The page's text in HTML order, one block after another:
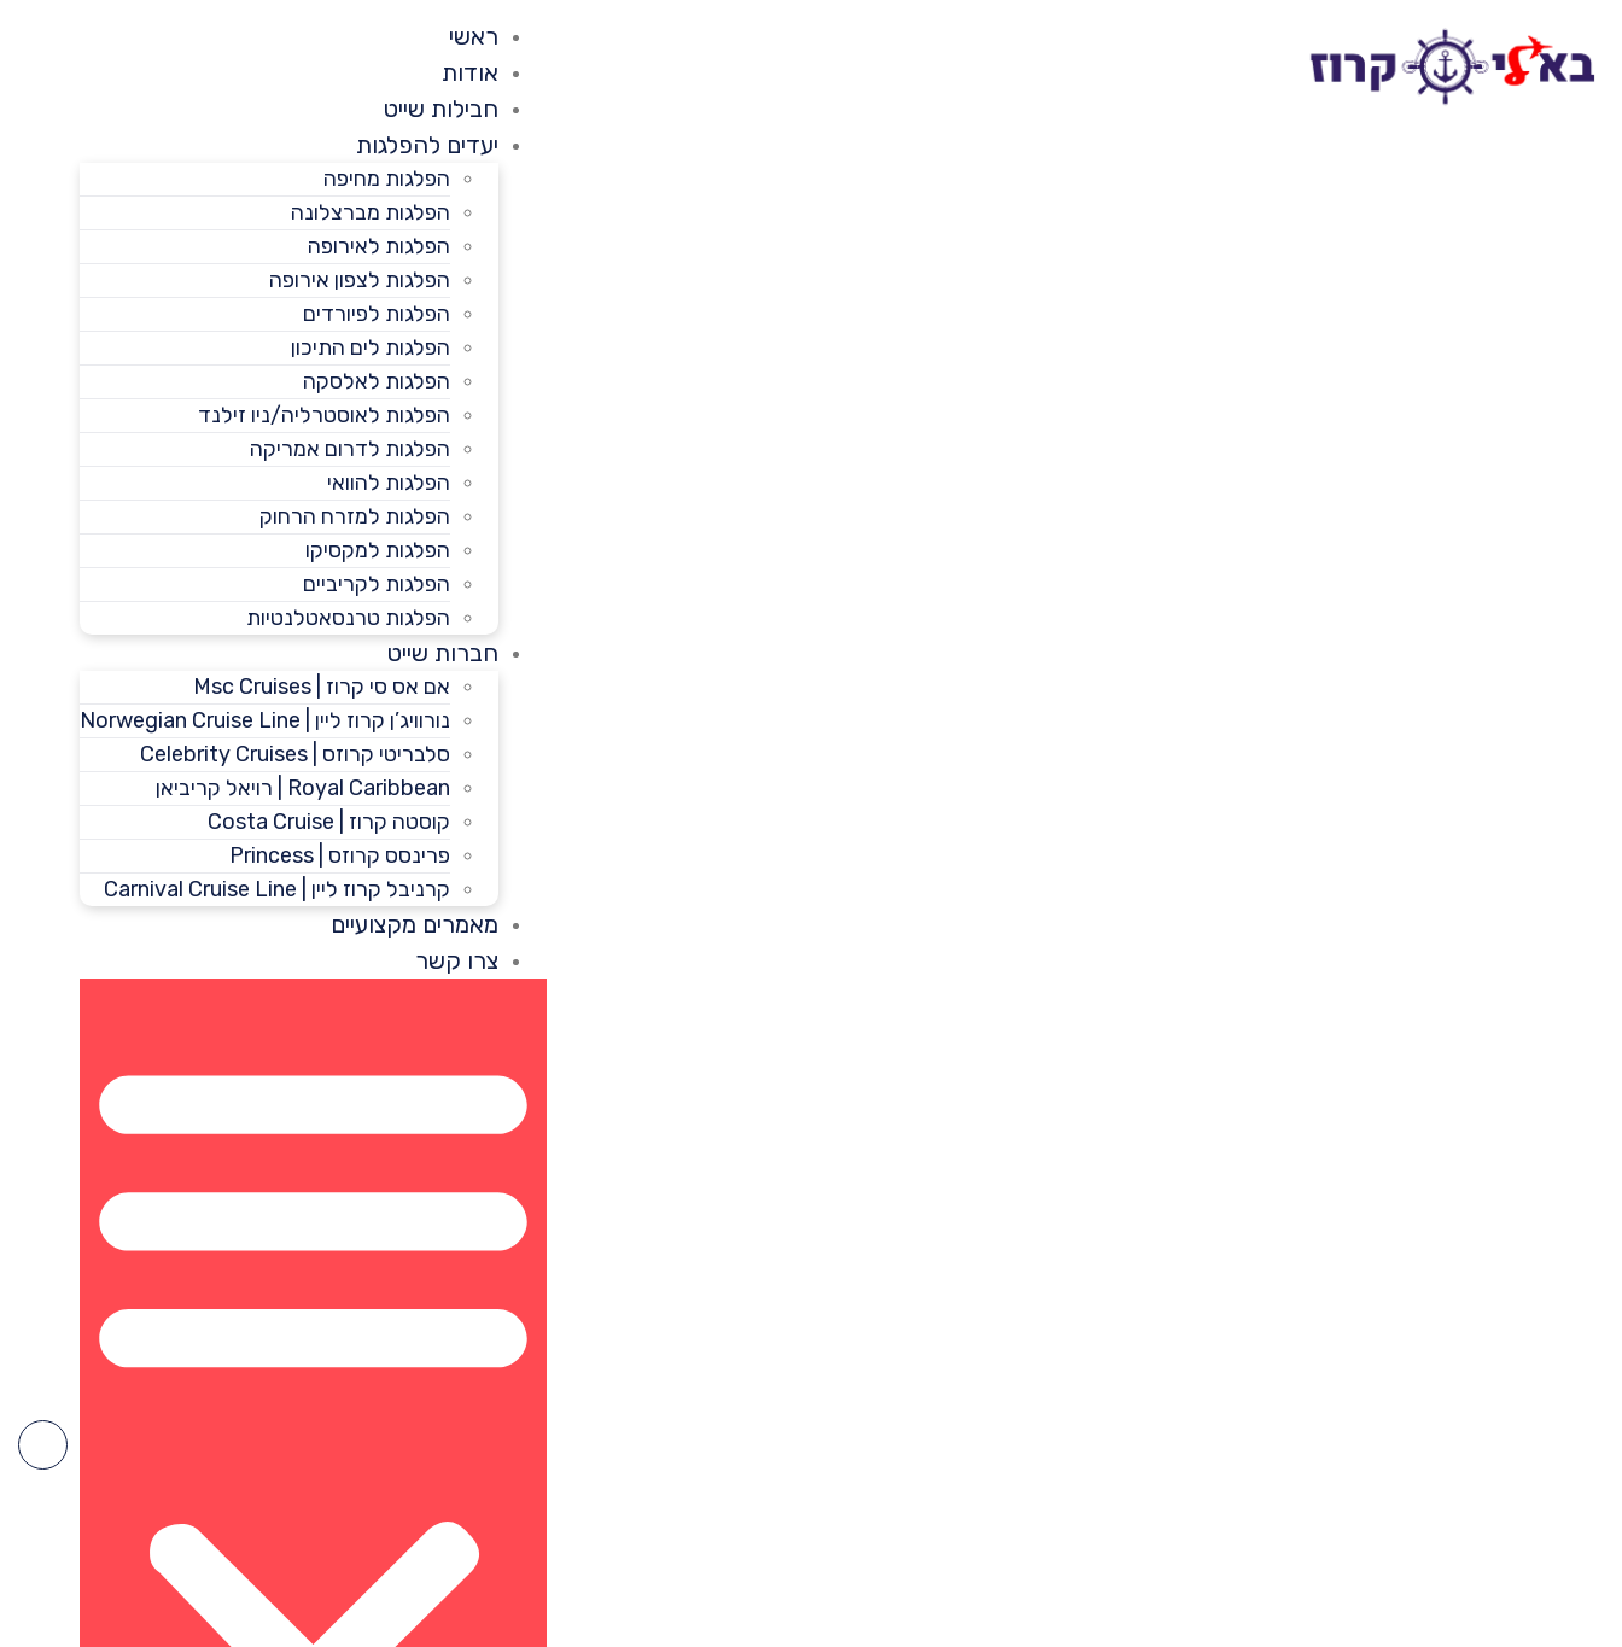
ראשי
אודות
חבילות שייט
יעדים להפלגות
הפלגות מחיפה
הפלגות מברצלונה
הפלגות לאירופה
הפלגות לצפון אירופה
הפלגות לפיורדים
הפלגות לים התיכון
הפלגות לאלסקה
הפלגות לאוסטרליה/ניו זילנד
הפלגות לדרום אמריקה
הפלגות להוואי
הפלגות למזרח הרחוק
הפלגות למקסיקו
הפלגות לקריביים
הפלגות טרנסאטלנטיות
חברות שייט
אם אס סי קרוז | Msc Cruises
נורוויג’ן קרוז ליין | Norwegian Cruise Line
סלבריטי קרוזס | Celebrity Cruises
Royal Caribbean | רויאל קריביאן
קוסטה קרוז | Costa Cruise
פרינסס קרוזס | Princess
קרניבל קרוז ליין | Carnival Cruise Line
מאמרים מקצועיים
צרו קשר